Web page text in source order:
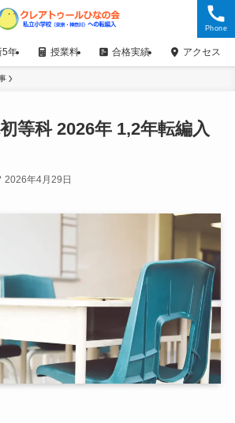
Phone
5年 授業料 合格実績 アクセス
等科 2026年 1,2年転編入
2026年4月29日